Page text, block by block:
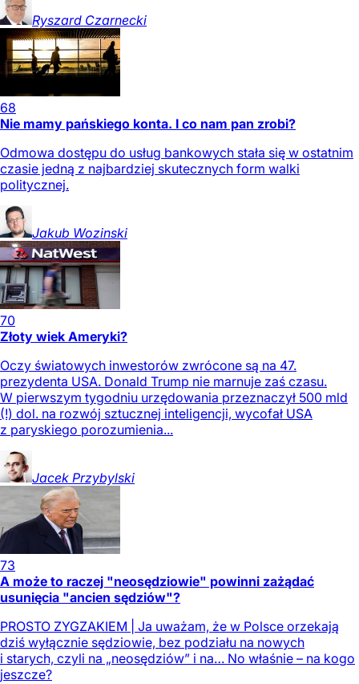
Ryszard Czarnecki
68
Nie mamy pańskiego konta. I co nam pan zrobi?
Odmowa dostępu do usług bankowych stała się w ostatnim
czasie jedną z najbardziej skutecznych form walki
politycznej.
Jakub Wozinski
70
Złoty wiek Ameryki?
Oczy światowych inwestorów zwrócone są na 47.
prezydenta USA. Donald Trump nie marnuje zaś czasu.
W pierwszym tygodniu urzędowania przeznaczył 500 mld
(!) dol. na rozwój sztucznej inteligencji, wycofał USA
z paryskiego porozumienia...
Jacek Przybylski
73
A może to raczej "neosędziowie" powinni zażądać
usunięcia "ancien sędziów"?
PROSTO ZYGZAKIEM | Ja uważam, że w Polsce orzekają
dziś wyłącznie sędziowie, bez podziału na nowych
i starych, czyli na „neosędziów” i na… No właśnie – na kogo
jeszcze?